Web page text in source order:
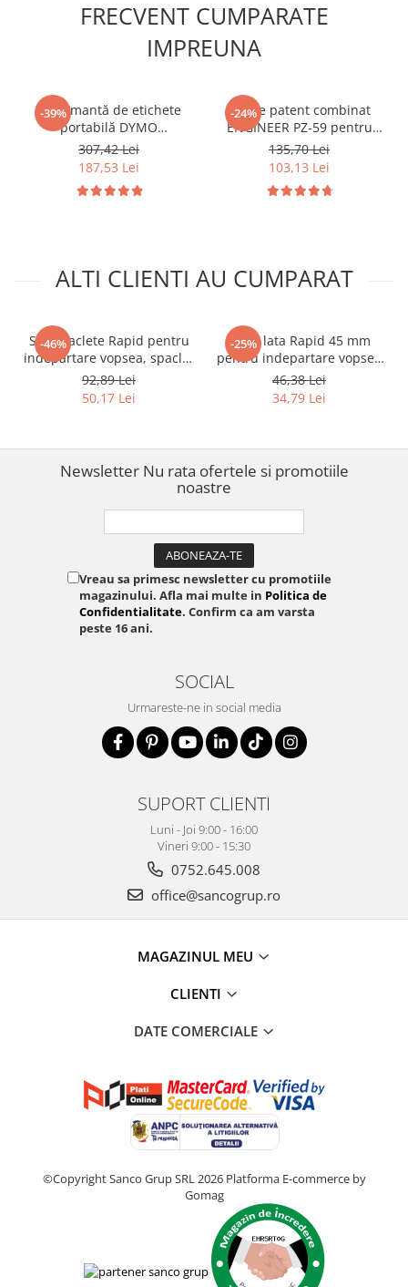
FRECVENT CUMPARATE
IMPREUNA
-39%
Imprimantă de etichete
portabilă DYMO
LabelManager 160 cu
tastatură QWERTY pentru
organizare și identificare
acasă și la birou 2174612
307,42 Lei
187,53 Lei
-24%
Cleste patent combinat
ENGINEER PZ-59 pentru
extragerea suruburilor
deteriorate si gripate 200
mm Fabricat in Japonia
135,70 Lei
103,13 Lei
ALTI CLIENTI AU CUMPARAT
-46%
Set 5 raclete Rapid pentru
indepartare vopsea, spaclu,
suport si 3 lame
interschimbabile pentru
suprafete diferite, 5000210
92,89 Lei
50,17 Lei
-25%
Duza lata Rapid 45 mm
pentru indepartare vopsea
veche, autocolante si
suprafete mari, compatibila
cu pistoale cu aer cald,
46,38 Lei
34,79 Lei
Newsletter Nu rata ofertele si promotiile
noastre
Vreau sa primesc newsletter cu promotiile
magazinului. Afla mai multe in Politica de
Confidentialitate. Confirm ca am varsta
peste 16 ani.
SOCIAL
Urmareste-ne in social media
SUPORT CLIENTI
Luni - Joi 9:00 - 16:00
Vineri 9:00 - 15:30
0752.645.008
office@sancogrup.ro
MAGAZINUL MEU
CLIENTI
DATE COMERCIALE
©Copyright Sanco Grup SRL 2026 Platforma E-commerce by
Gomag